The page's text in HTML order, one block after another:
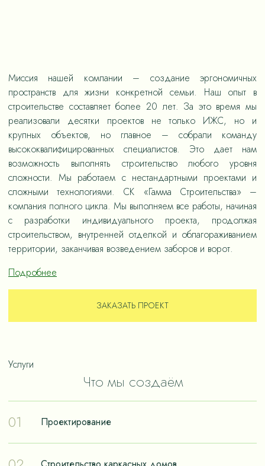
Миссия нашей компании – создание эргономичных
пространств для жизни конкретной семьи. Наш опыт в
строительстве составляет более 20 лет. За это время мы
реализовали десятки проектов не только ИЖС, но и
крупных объектов, но главное – собрали команду
высококвалифицированных специалистов. Это дает нам
возможность выполнять строительство любого уровня
сложности. Мы работаем с нестандартными проектами и
сложными технологиями. СК «Гамма Строительства» –
компания полного цикла. Мы выполняем все работы, начиная
с разработки индивидуального проекта, продолжая
строительством, внутренней отделкой и облагораживанием
территории, заканчивая возведением заборов и ворот.
Подробнее
ЗАКАЗАТЬ ПРОЕКТ
Услуги
Что мы создаём
01
Проектирование